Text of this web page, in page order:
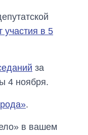
участия в 5
за
4 ноября.
.
в вашем